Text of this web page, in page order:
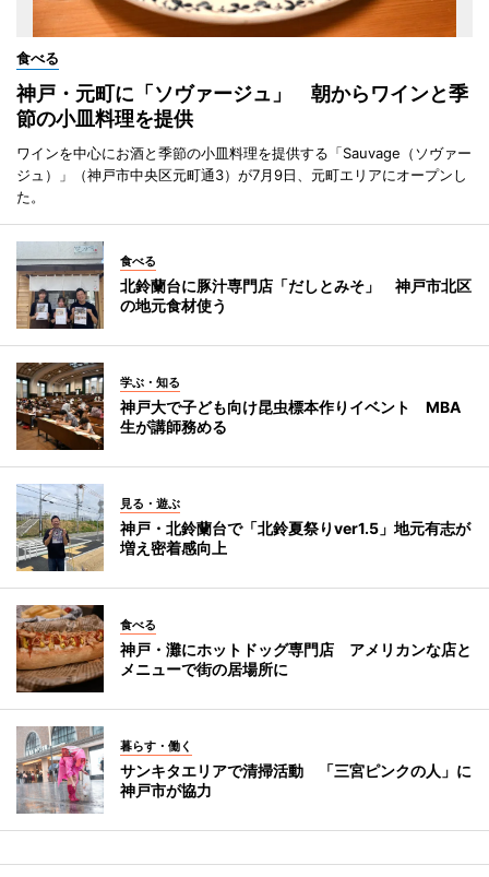
食べる
神戸・元町に「ソヴァージュ」 朝からワインと季
節の小皿料理を提供
ワインを中心にお酒と季節の小皿料理を提供する「Sauvage（ソヴァー
ジュ）」（神戸市中央区元町通3）が7月9日、元町エリアにオープンし
た。
食べる
北鈴蘭台に豚汁専門店「だしとみそ」 神戸市北区
の地元食材使う
学ぶ・知る
神戸大で子ども向け昆虫標本作りイベント MBA
生が講師務める
見る・遊ぶ
神戸・北鈴蘭台で「北鈴夏祭りver1.5」地元有志が
増え密着感向上
食べる
神戸・灘にホットドッグ専門店 アメリカンな店と
メニューで街の居場所に
暮らす・働く
サンキタエリアで清掃活動 「三宮ピンクの人」に
神戸市が協力